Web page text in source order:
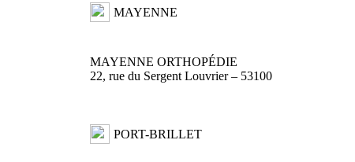
MAYENNE
MAYENNE ORTHOPÉDIE
22, rue du Sergent Louvrier – 53100
PORT-BRILLET